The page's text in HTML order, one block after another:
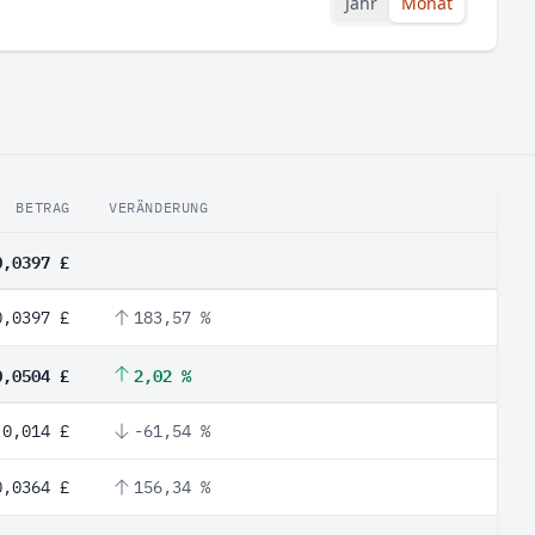
BETRAG VERÄNDERUNG
£
£ 183,57 %
£ 2,02 %
0,014 £ -61,54 %
£ 156,34 %